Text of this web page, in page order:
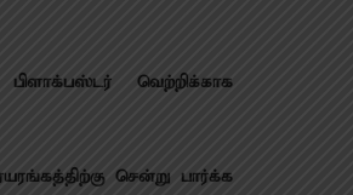
வெற்றிக்காக
சென்று பார்க்க